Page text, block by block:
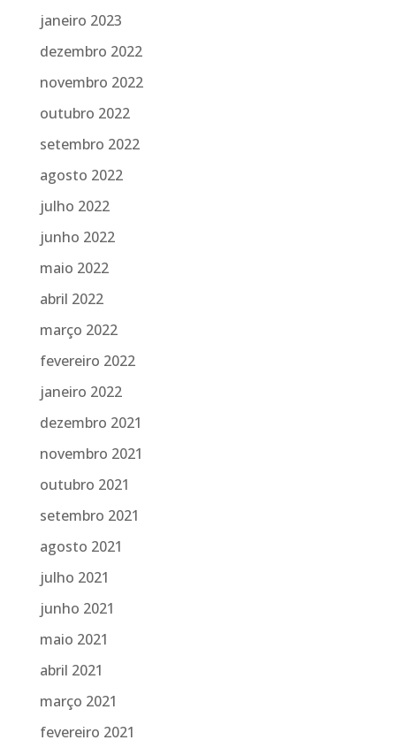
janeiro 2023
dezembro 2022
novembro 2022
outubro 2022
setembro 2022
agosto 2022
julho 2022
junho 2022
maio 2022
abril 2022
março 2022
fevereiro 2022
janeiro 2022
dezembro 2021
novembro 2021
outubro 2021
setembro 2021
agosto 2021
julho 2021
junho 2021
maio 2021
abril 2021
março 2021
fevereiro 2021